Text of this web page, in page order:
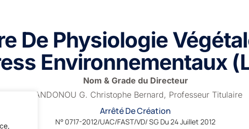
De Physiologie
Environnementaux
Nom & Grade du Directeur
GANDONOU G. Christophe Bernard, Professeur Titulaire
Arrêté De Création
N° 0717-2012/UAC/FAST/VD/ SG Du 24 Juillet 2012